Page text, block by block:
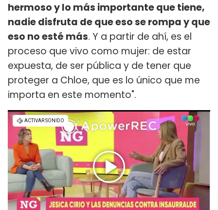
hermoso y lo más importante que tiene,
nadie disfruta de que eso se rompa y que
eso no esté más. Y a partir de ahí, es el
proceso que vivo como mujer: de estar
expuesta, de ser pública y de tener que
proteger a Chloe, que es lo único que me
importa en este momento".